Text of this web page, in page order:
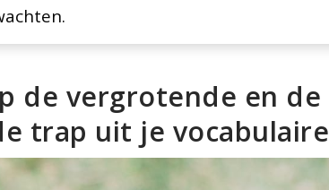
de vergrotende en de
trap uit je vocabulaire